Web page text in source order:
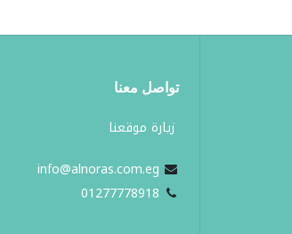
تواصل معنا
زيارة موقعنا​
info@alnoras.com.eg
01277778918